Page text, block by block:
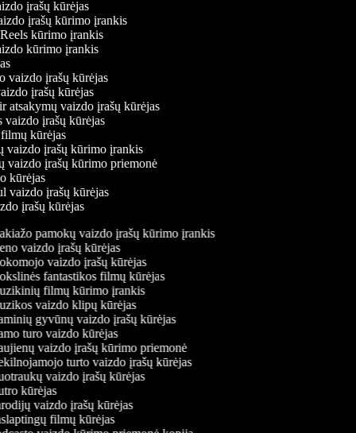
įrašų kūrėjas
įrašų kūrimo įrankis
Reels kūrimo įrankis
kūrimo įrankis
vaizdo įrašų kūrėjas
įrašų kūrėjas
atsakymų vaizdo įrašų kūrėjas
vaizdo įrašų kūrėjas
kūrėjas
vaizdo įrašų kūrimo įrankis
vaizdo įrašų kūrimo priemonė
kūrėjas
vaizdo įrašų kūrėjas
įrašų kūrėjas
pamokų vaizdo įrašų kūrimo įrankis
vaizdo įrašų kūrėjas
vaizdo įrašų kūrėjas
fantastikos filmų kūrėjas
filmų kūrimo įrankis
vaizdo klipų kūrėjas
gyvūnų vaizdo įrašų kūrėjas
turo vaizdo kūrėjas
vaizdo įrašų kūrimo priemonė
turto vaizdo įrašų kūrėjas
vaizdo įrašų kūrėjas
kūrėjas
vaizdo įrašų kūrėjas
filmų kūrėjas